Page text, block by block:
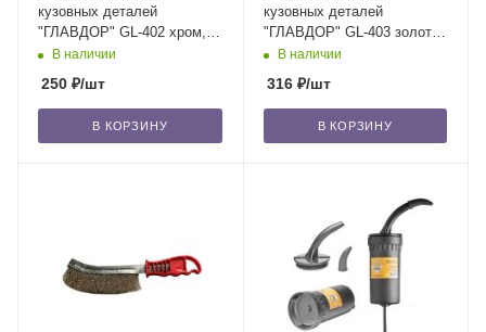
кузовных деталей
"ГЛАВДОР" GL-402 хром,
25х20 см /3
В наличии
250 ₽/шт
В КОРЗИНУ
кузовных деталей
"ГЛАВДОР" GL-403 золото,
25х20 см /3
В наличии
316₽/шт
В КОРЗИНУ